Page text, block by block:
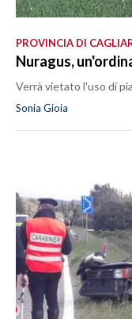
PROVINCIA DI
Nuragus,
Verrà vietato l'uso di
Sonia Gioia